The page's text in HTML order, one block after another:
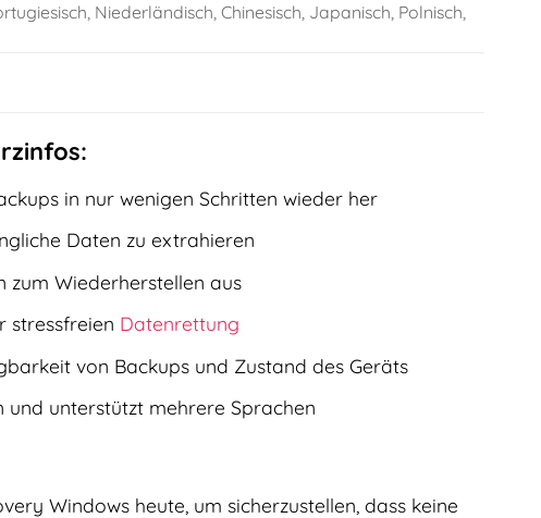
Niederländisch, Chinesisch, Japanisch, Polnisch,
in nur wenigen Schritten wieder her
Daten zu extrahieren
zum Wiederherstellen aus
stressfreien Datenrettung
von Backups und Zustand des Geräts
unterstützt mehrere Sprachen
Windows heute, um sicherzustellen, dass keine